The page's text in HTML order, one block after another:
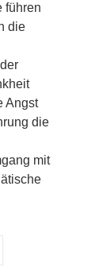
führen
die
Angst
die
mit